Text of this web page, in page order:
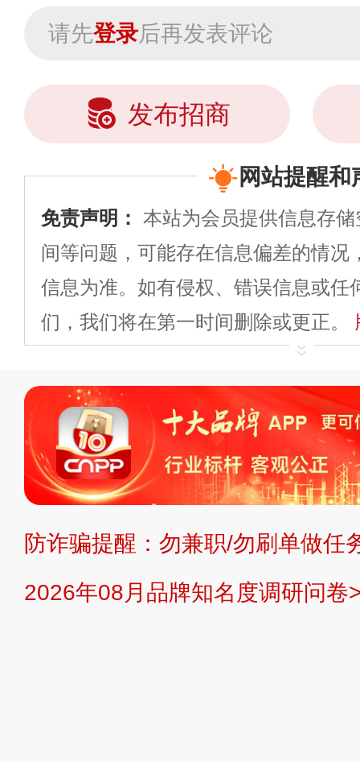
请先登录后再发表评论
发布招商
网站提醒和
免责声明： 本站为会员提供信息存
间等问题，可能存在信息偏差的情况
信息为准。如有侵权、错误信息或任
们，我们将在第一时间删除或更正。
平台自有内容（文字
标、LOGO 等）知识产权归本站所
复制、转载、商用。本站不生产产
不代理、不招商、不提供中介服务。
持投资购买的观点或意见，页面信息
提交说明： 快速提交发布>> 提交品
防诈骗提醒：勿兼职/勿刷单做任
2026年08月品牌知名度调研问卷